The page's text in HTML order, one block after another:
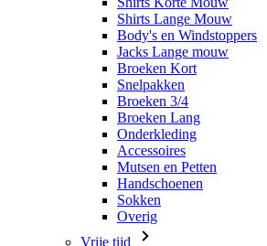
Snelpakken
Broeken 3/4
Broeken Lang
Onderkleding
Accessoires
Mutsen en Petten
Handschoenen
Sokken
Overig
Vrije tijd
Alles in categorie Vrije tijd
T-shirts
Hoodie
Mutsen en Petten